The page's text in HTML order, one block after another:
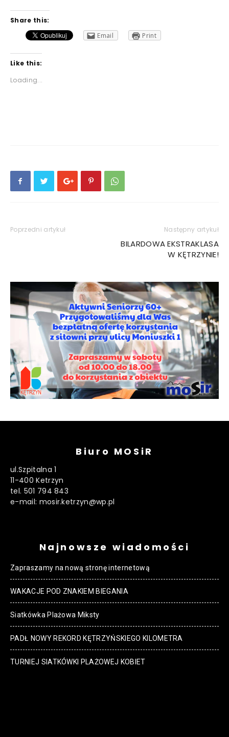
Share this:
Email
Print
Like this:
Loading...
Poprzedni artykuł Następny artykuł
BILARDOWA EKSTRAKLASA
W KĘTRZYNIE!
Biuro MOSiR
ul.Szpitalna 1
11-400 Ketrzyn
tel. 501 794 843
e-mail: mosir.ketrzyn@wp.pl
Najnowsze wiadomości
Zapraszamy na nową stronę internetową
WAKACJE POD ZNAKIEM BIEGANIA
Siatkówka Plażowa Miksty
PADŁ NOWY REKORD KĘTRZYŃSKIEGO KILOMETRA
TURNIEJ SIATKÓWKI PLAŻOWEJ KOBIET